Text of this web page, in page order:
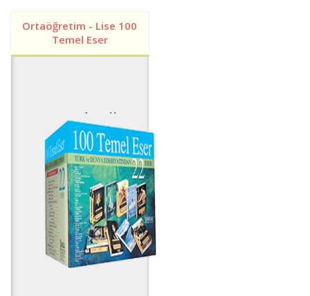
Ortaöğretim - Lise 100
Temel Eser